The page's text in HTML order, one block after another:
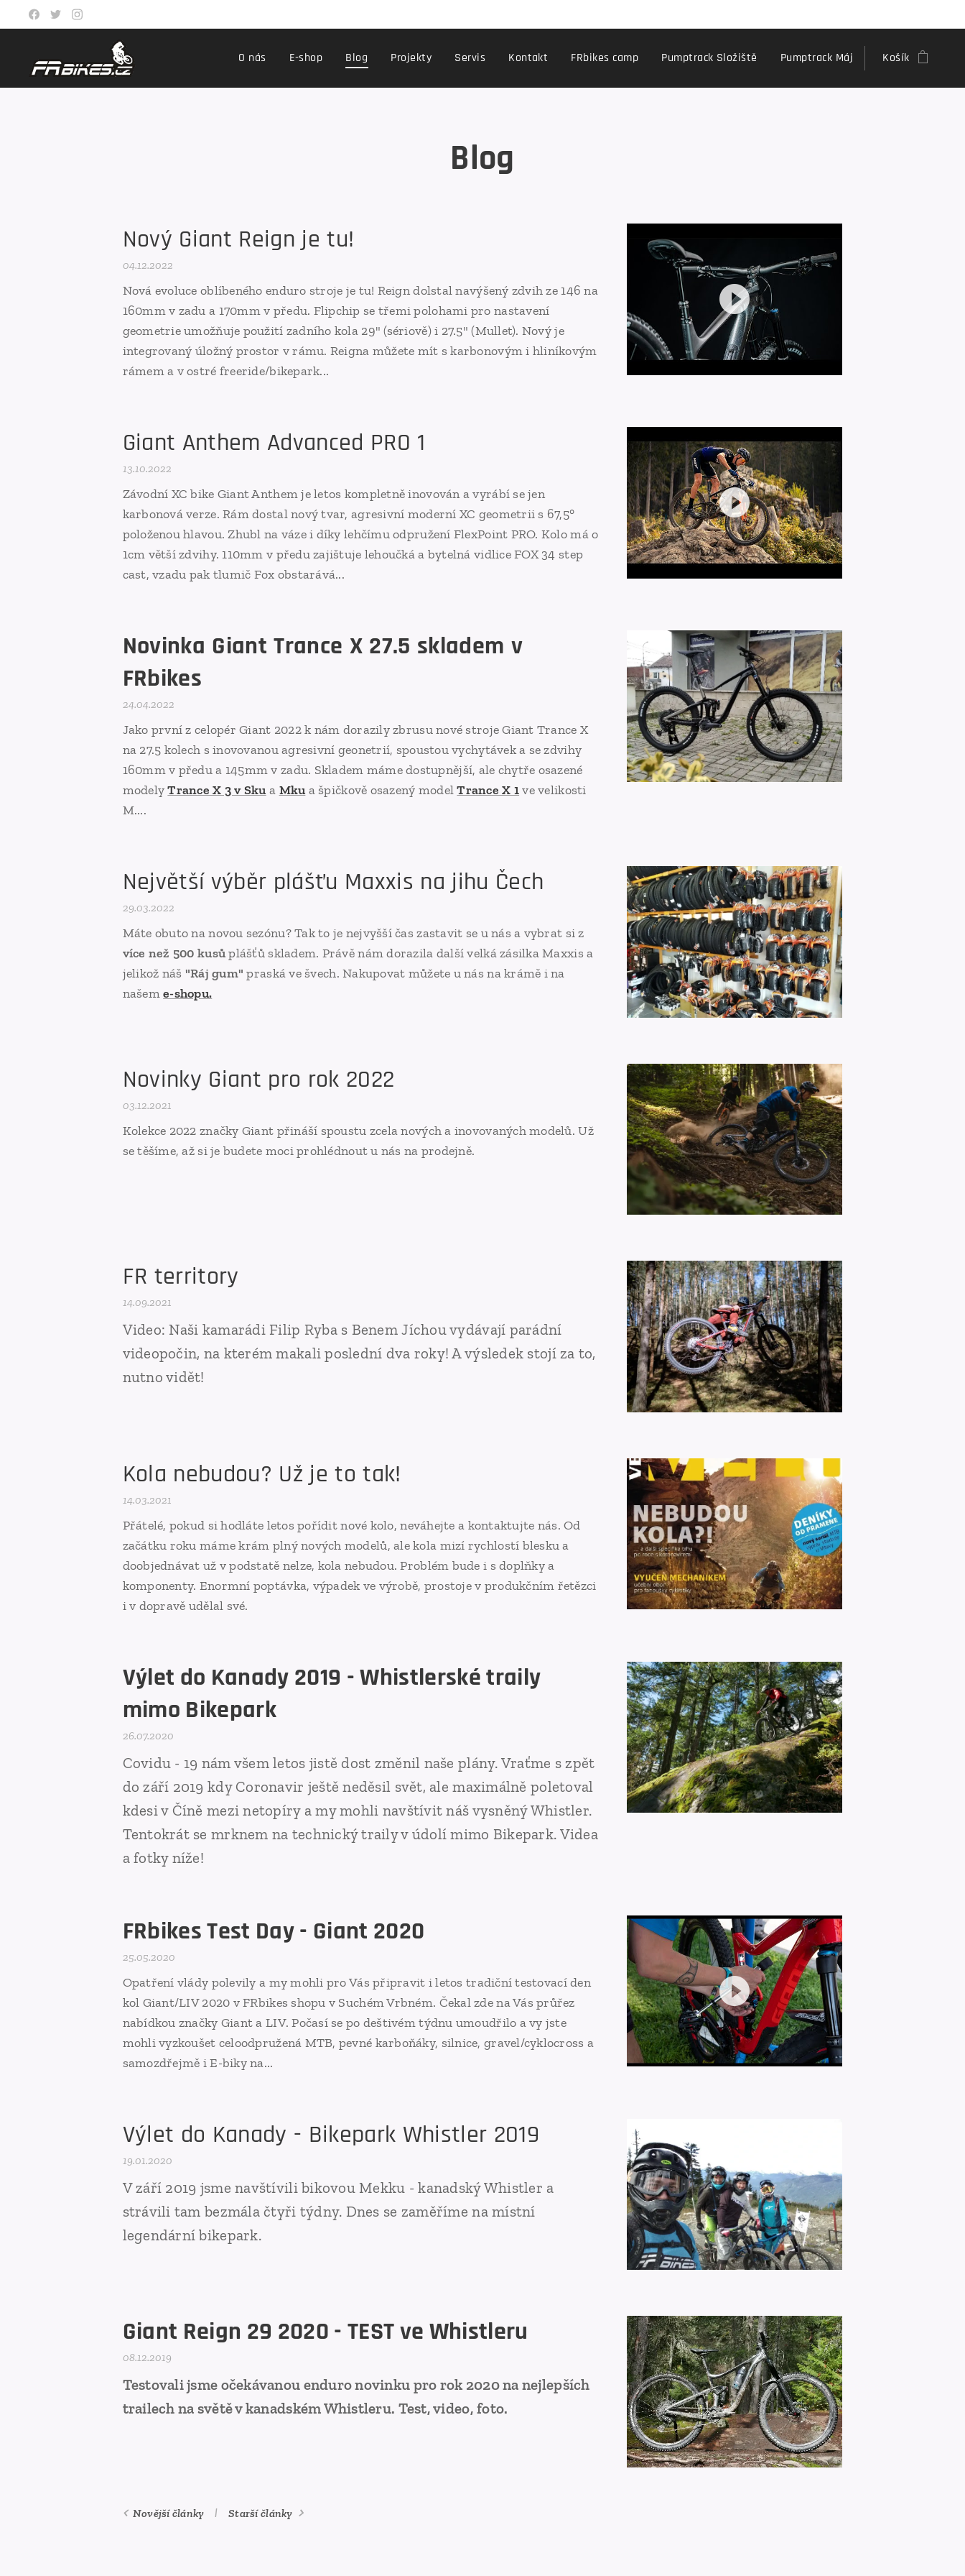
O nás E-shop Blog Projekty Servis Kontakt FRbikes camp Pumptrack Složiště Pumptrack Máj Košík
Blog
Nový Giant Reign je tu!
04.12.2022
Nová evoluce oblíbeného enduro stroje je tu! Reign dolstal navýšený zdvih ze 146 na
160mm v zadu a 170mm v předu. Flipchip se třemi polohami pro nastavení
geometrie umožňuje použití zadního kola 29" (sériově) i 27.5" (Mullet). Nový je
integrovaný úložný prostor v rámu. Reigna můžete mít s karbonovým i hliníkovým
rámem a v ostré freeride/bikepark...
Giant Anthem Advanced PRO 1
13.10.2022
Závodní XC bike Giant Anthem je letos kompletně inovován a vyrábí se jen
karbonová verze. Rám dostal nový tvar, agresivní moderní XC geometrii s 67,5°
položenou hlavou. Zhubl na váze i díky lehčímu odpružení FlexPoint PRO. Kolo má o
1cm větší zdvihy. 110mm v předu zajištuje lehoučká a bytelná vidlice FOX 34 step
cast, vzadu pak tlumič Fox obstarává...
Novinka Giant Trance X 27.5 skladem v
FRbikes
24.04.2022
Jako první z celopér Giant 2022 k nám dorazily zbrusu nové stroje Giant Trance X
na 27.5 kolech s inovovanou agresivní geonetrií, spoustou vychytávek a se zdvihy
160mm v předu a 145mm v zadu. Skladem máme dostupnější, ale chytře osazené
modelyTrance X 3 v Sku a Mku a špičkově osazený modelTrance X 1ve velikosti
M....
Největší výběr plášťu Maxxis na jihu Čech
29.03.2022
Máte obuto na novou sezónu? Tak to je nejvyšší čas zastavit se u nás a vybrat si z
více než 500 kusůplášťů skladem. Právě nám dorazila další velká zásilka Maxxis a
jelikož náš "Ráj gum" praská ve švech. Nakupovat můžete u nás na krámě i na
našeme-shopu.
Novinky Giant pro rok 2022
03.12.2021
Kolekce 2022 značky Giant přináší spoustu zcela nových a inovovaných modelů. Už
se těšíme, až si je budete moci prohlédnout u nás na prodejně.
FR territory
14.09.2021
Video: Naši kamarádi Filip Ryba s Benem Jíchou vydávají parádní
videopočin, na kterém makali poslední dva roky! A výsledek stojí za to,
nutno vidět!
Kola nebudou? Už je to tak!
14.03.2021
Přátelé, pokud si hodláte letos pořídit nové kolo, neváhejte a kontaktujte nás. Od
začátku roku máme krám plný nových modelů, ale kola mizí rychlostí blesku a
doobjednávat už v podstatě nelze, kola nebudou. Problém bude i s doplňky a
komponenty. Enormní poptávka, výpadek ve výrobě, prostoje v produkčním řetězci
i v dopravě udělal své.
Výlet do Kanady 2019 - Whistlerské traily
mimo Bikepark
26.07.2020
Covidu - 19 nám všem letos jistě dost změnil naše plány. Vraťme s zpět
do září 2019 kdy Coronavir ještě neděsil svět, ale maximálně poletoval
kdesi v Číně mezi netopíry a my mohli navštívit náš vysněný Whistler.
Tentokrát se mrknem na technický traily v údolí mimo Bikepark. Videa
a fotky níže!
FRbikes Test Day - Giant 2020
25.05.2020
Opatření vlády polevily a my mohli pro Vás připravit i letos tradiční testovací den
kol Giant/LIV 2020 v FRbikes shopu v Suchém Vrbném. Čekal zde na Vás průřez
nabídkou značky Giant a LIV. Počasí se po deštivém týdnu umoudřilo a vy jste
mohli vyzkoušet celoodpružená MTB, pevné karboňáky, silnice, gravel/cyklocross a
samozdřejmě i E-biky na...
Výlet do Kanady - Bikepark Whistler 2019
19.01.2020
V září 2019 jsme navštívili bikovou Mekku - kanadský Whistler a
strávili tam bezmála čtyři týdny. Dnes se zaměříme na místní
legendární bikepark.
Giant Reign 29 2020 - TEST ve Whistleru
08.12.2019
Testovali jsme očekávanou enduro novinku pro rok 2020 na nejlepších
trailech na světě v kanadském Whistleru. Test, video, foto.
Novější články Starší články